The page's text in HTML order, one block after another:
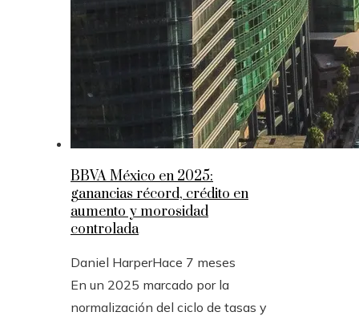
BBVA México en 2025:
ganancias récord, crédito en
aumento y morosidad
controlada
Daniel HarperHace 7 meses
En un 2025 marcado por la
normalización del ciclo de tasas y